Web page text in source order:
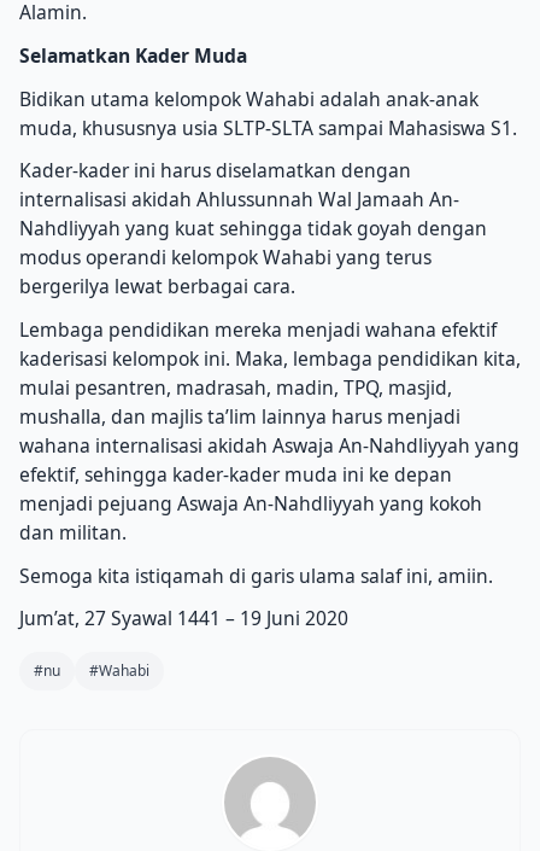
Alamin.
Selamatkan Kader Muda
Bidikan utama kelompok Wahabi adalah anak-anak
muda, khususnya usia SLTP-SLTA sampai Mahasiswa S1.
Kader-kader ini harus diselamatkan dengan
internalisasi akidah Ahlussunnah Wal Jamaah An-
Nahdliyyah yang kuat sehingga tidak goyah dengan
modus operandi kelompok Wahabi yang terus
bergerilya lewat berbagai cara.
Lembaga pendidikan mereka menjadi wahana efektif
kaderisasi kelompok ini. Maka, lembaga pendidikan kita,
mulai pesantren, madrasah, madin, TPQ, masjid,
mushalla, dan majlis ta’lim lainnya harus menjadi
wahana internalisasi akidah Aswaja An-Nahdliyyah yang
efektif, sehingga kader-kader muda ini ke depan
menjadi pejuang Aswaja An-Nahdliyyah yang kokoh
dan militan.
Semoga kita istiqamah di garis ulama salaf ini, amiin.
Jum’at, 27 Syawal 1441 – 19 Juni 2020
#nu #Wahabi